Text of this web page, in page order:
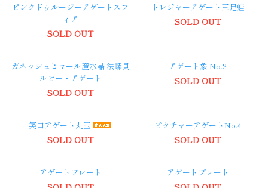
ピンクドゥルージーアゲートスフ
ィア
SOLD OUT
トレジャーアゲート三足蛙
SOLD OUT
ガネッシュヒマール産水晶 法螺貝
ルビー・アゲート
SOLD OUT
アゲート象 No.2
SOLD OUT
笑口アゲート丸玉
SOLD OUT
ピクチャーアゲートNo.4
SOLD OUT
アゲートプレート アゲートプレート